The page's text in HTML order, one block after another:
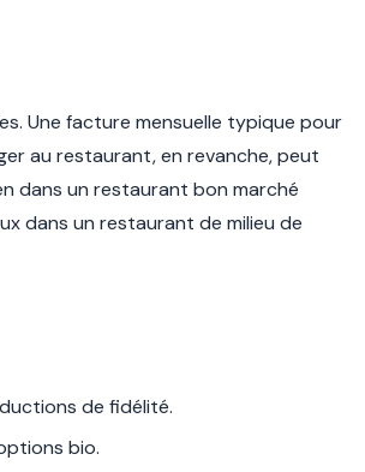
Une facture mensuelle typique pour
au restaurant, en revanche, peut
dans un restaurant bon marché
dans un restaurant de milieu de
de fidélité.
bio.